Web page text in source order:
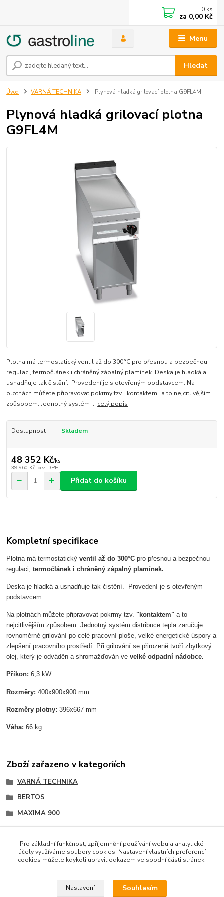
Menu
Hledat
0 ks
za 0,00 Kč
Úvod VARNÁ TECHNIKA Plynová hladká grilovací plotna G9FL4M
Plynová hladká grilovací plotna
G9FL4M
Plotna má termostatický ventil až do 300°C pro přesnou a bezpečnou
regulaci, termočlánek i chráněný zápalný plamínek. Deska je hladká a
usnadňuje tak čistění. Provedení je s otevřeným podstavcem. Na
plotnách můžete připravovat pokrmy tzv. "kontaktem" a to nejcitlivějším
způsobem. Jednotný systém ... celý popis
Dostupnost Skladem
48 352 Kč/ks
39 960 Kč bez DPH
Přidat do košíku
Kompletní specifikace
Plotna má termostatickýventil až do 300°C pro přesnou a bezpečnou
regulaci,termočlánek i chráněný zápalný plamínek.
Deska je hladká a usnadňuje tak čistění. Provedení je s otevřeným
podstavcem.
Na plotnách můžete připravovat pokrmy tzv."kontaktem"a to
nejcitlivějším způsobem. Jednotný systém distribuce tepla zaručuje
rovnoměrné grilování po celé pracovní ploše, velké energetické úspory a
zlepšení pracovního prostředí. Při grilování se přirozeně tvoří zbytkový
olej, který je odváděn a shromažďován vevelké odpadní nádobce.
Příkon:6,3 kW
Rozměry:400x900x900 mm
Rozměry plotny:396x667 mm
Váha:66 kg
Zboží zařazeno v kategoriích
VARNÁ TECHNIKA
BERTOS
MAXIMA 900
Grilovací plotny
vystavit kupujícímu účtenku. Zároveň je povinen zaevidovat
Pro základní funkčnost, zpříjemnění používání webu a analytické
účely využíváme soubory cookies. Nastavení vlastních preferencí
cookies můžete kdykoli upravit odkazem ve spodní části stránek.
Nastavení Souhlasím